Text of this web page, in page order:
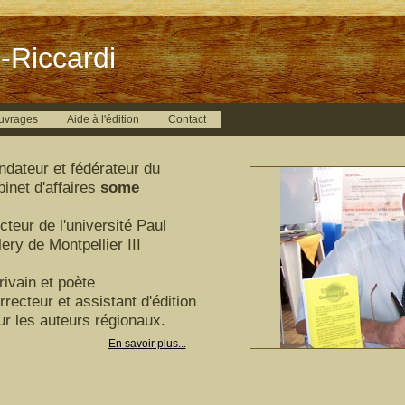
Riccardi
Aide à l'édition Contact
et fédérateur du
d'affaires some
de l'université Paul
de Montpellier III
et poète
et assistant d'édition
les auteurs régionaux.
En savoir plus...